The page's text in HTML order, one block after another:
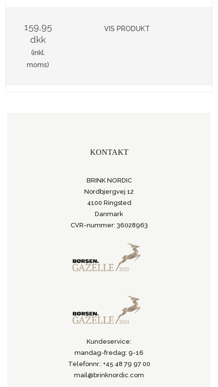
159,95
dkk
(inkl.
moms)
VIS PRODUKT
KONTAKT
BRINK NORDIC
Nordbjergvej 12
4100 Ringsted
Danmark
CVR-nummer: 36028963
Kundeservice:
mandag-fredag: 9-16
Telefonnr.: +45 48 79 97 00
mail@brinknordic.com